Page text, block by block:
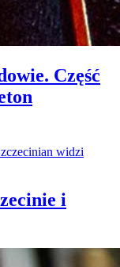
Część
i